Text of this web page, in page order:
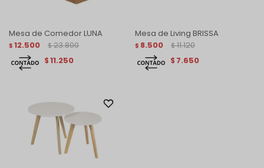
Mesa de Comedor LUNA
$ 12.500 $ 23.800
$11.250
Mesa de Living BRISSA
$ 8.500 $ 11.120
$ 7.650